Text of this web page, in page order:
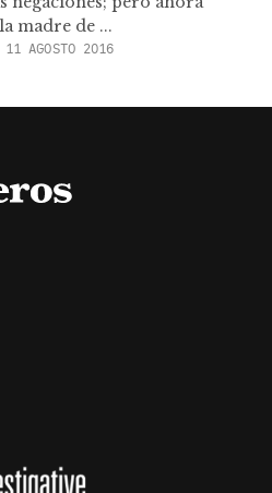
madre de ...
11 AGOSTO 2016